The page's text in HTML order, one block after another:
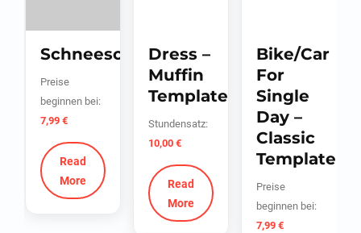
Schneeschuhe
Preise
beginnen bei:
7,99 €
Dress –
Muffin
Template
Stundensatz:
10,00 €
Bike/Car
For
Single
Day –
Classic
Template
Preise
beginnen bei:
7,99€